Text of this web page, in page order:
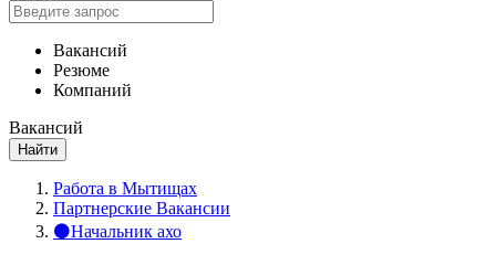
Вакансий
Резюме
Компаний
Вакансий
Найти
Работа в Мытищах
Партнерские Вакансии
⚫Начальник ахо